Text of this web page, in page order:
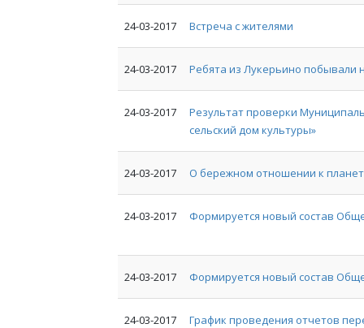
24-03-2017 Встреча с жителями
24-03-2017 Ребята из Лукерьино побывали
24-03-2017
Результат проверки
сельский дом культуры»
24-03-2017 О бережном отношении к
24-03-2017 Формируется новый состав
24-03-2017 Формируется новый состав
24-03-2017
График проведения отчетов